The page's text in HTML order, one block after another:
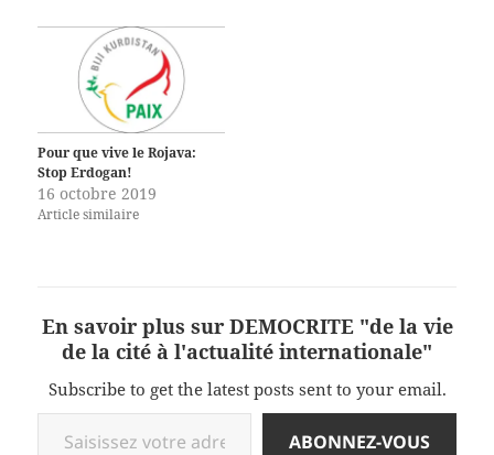
Pour que vive le Rojava:
Stop Erdogan!
16 octobre 2019
Article similaire
En savoir plus sur DEMOCRITE "de la vie
de la cité à l'actualité internationale"
Subscribe to get the latest posts sent to your email.
Saisissez votre adresse e-mail…
ABONNEZ-VOUS